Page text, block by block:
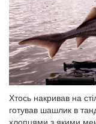
Хтось накривав на
готував шашлик в